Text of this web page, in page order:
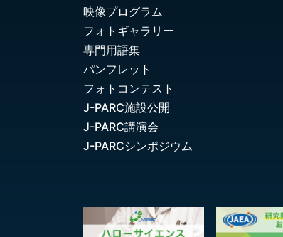
映像プログラム
フォトギャラリー
専門用語集
パンフレット
フォトコンテスト
J-PARC施設公開
J-PARC講演会
J-PARCシンポジウム